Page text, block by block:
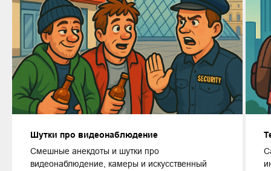
Шутки про видеонаблюдение
Смешные анекдоты и шутки про
видеонаблюдение, камеры и искусственный